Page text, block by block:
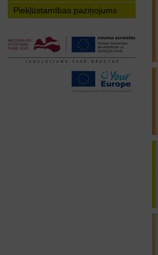
Piekļūstamības paziņojums